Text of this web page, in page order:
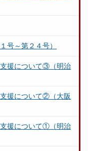
号～第２４号）
援について③（明治
援について②（大阪
援について①（明治